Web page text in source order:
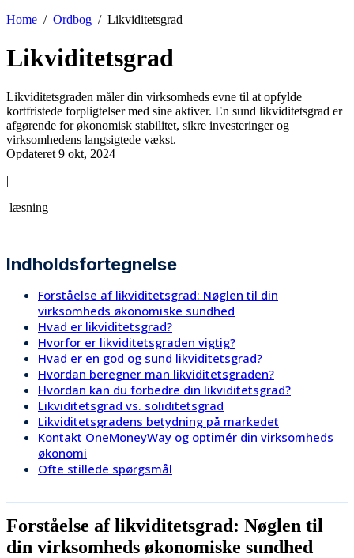
Home / Ordbog / Likviditetsgrad
Likviditetsgrad
Likviditetsgraden måler din virksomheds evne til at opfylde
kortfristede forpligtelser med sine aktiver. En sund likviditetsgrad er
afgørende for økonomisk stabilitet, sikre investeringer og
virksomhedens langsigtede vækst.
Opdateret 9 okt, 2024
|
læsning
Indholdsfortegnelse
Forståelse af likviditetsgrad: Nøglen til din
virksomheds økonomiske sundhed
Hvad er likviditetsgrad?
Hvorfor er likviditetsgraden vigtig?
Hvad er en god og sund likviditetsgrad?
Hvordan beregner man likviditetsgraden?
Hvordan kan du forbedre din likviditetsgrad?
Likviditetsgrad vs. soliditetsgrad
Likviditetsgradens betydning på markedet
Kontakt OneMoneyWay og optimér din virksomheds
økonomi
Ofte stillede spørgsmål
Forståelse af likviditetsgrad: Nøglen til
din virksomheds økonomiske sundhed